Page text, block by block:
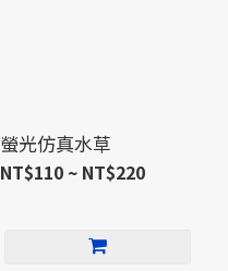
螢光仿真水草
NT$110 ~ NT$220